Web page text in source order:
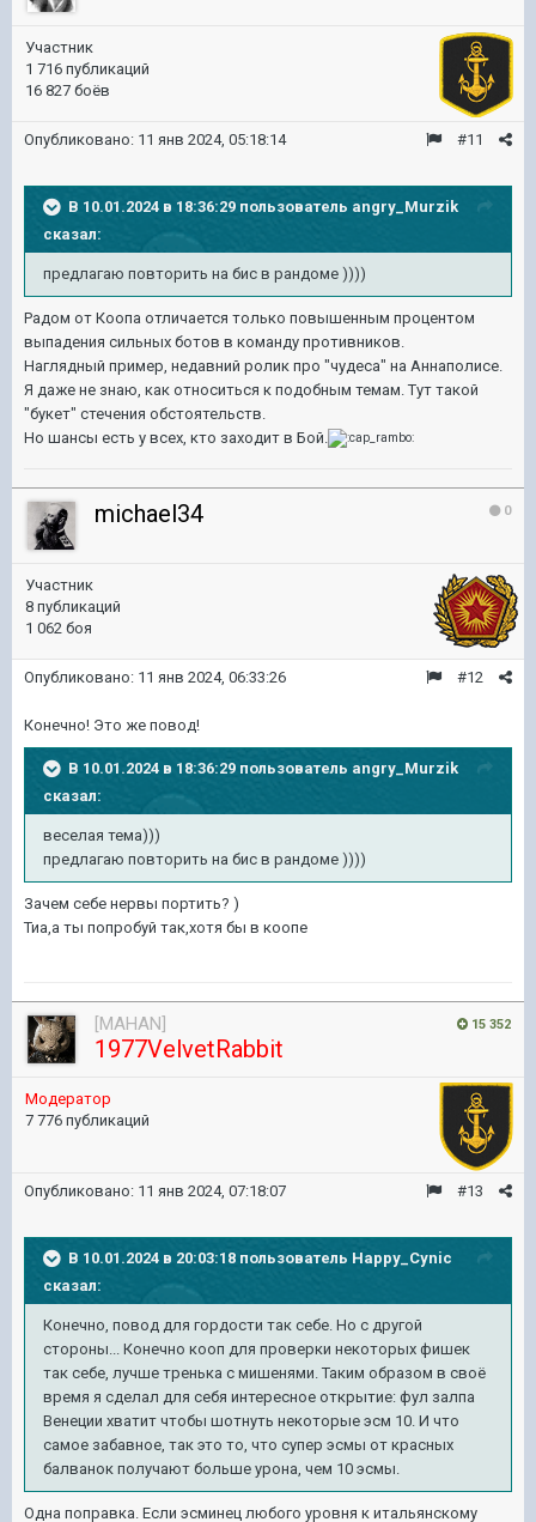
Участник
1 716 публикаций
16 827 боёв
#11
Опубликовано: 11 янв 2024, 05:18:14
В 10.01.2024 в 18:36:29 пользователь angry_Murzik
сказал:
предлагаю повторить на бис в рандоме ))))
Радом от Коопа отличается только повышенным процентом
выпадения сильных ботов в команду противников.
Наглядный пример, недавний ролик про "чудеса" на Аннаполисе.
Я даже не знаю, как относиться к подобным темам. Тут такой
"букет" стечения обстоятельств.
Но шансы есть у всех, кто заходит в Бой.
0
michael34
Участник
8 публикаций
1 062 боя
#12
Опубликовано: 11 янв 2024, 06:33:26
Конечно! Это же повод!
В 10.01.2024 в 18:36:29 пользователь angry_Murzik
сказал:
веселая тема)))
предлагаю повторить на бис в рандоме ))))
Зачем себе нервы портить? )
Тиа,а ты попробуй так,хотя бы в коопе
15 352
[MAHAN]
1977VelvetRabbit
Модератор
7 776 публикаций
#13
Опубликовано: 11 янв 2024, 07:18:07
В 10.01.2024 в 20:03:18 пользователь Happy_Cynic
сказал:
Конечно, повод для гордости так себе. Но с другой
стороны... Конечно кооп для проверки некоторых фишек
так себе, лучше тренька с мишенями. Таким образом в своё
время я сделал для себя интересное открытие: фул залпа
Венеции хватит чтобы шотнуть некоторые эсм 10. И что
самое забавное, так это то, что супер эсмы от красных
балванок получают больше урона, чем 10 эсмы.
Одна поправка. Если эсминец любого уровня к итальянскому